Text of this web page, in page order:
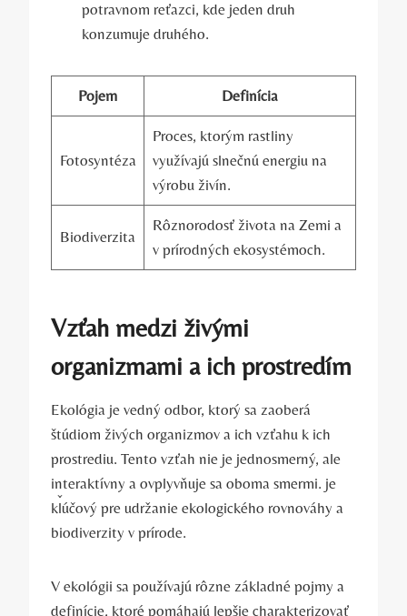
potravnom reťazci, kde jeden druh
konzumuje‍ druhého.
Pojem Definícia
Fotosyntéza
Proces, ​ktorým‌ rastliny
využívajú‍ slnečnú energiu na
výrobu živín.
Biodiverzita
Rôznorodosť života na Zemi a
v prírodných ekosystémoch.
Vzťah medzi živými
organizmami a ich prostredím
Ekológia je vedný odbor, ktorý sa zaoberá
štúdiom živých organizmov a ich vzťahu ‌k ich
prostrediu. Tento vzťah nie je jednosmerný, ale
interaktívny a ovplyvňuje sa oboma smermi. je
kľúčový pre udržanie ekologického ​rovnováhy a
biodiverzity v prírode.
V ekológii sa ‌používajú rôzne základné pojmy a
definície, ktoré pomáhajú lepšie charakterizovať